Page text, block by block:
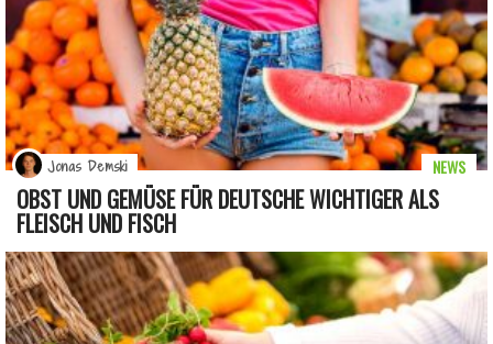
OBST UND GEMÜSE FÜR DEUTSCHE WICHTIGER ALS
FLEISCH UND FISCH
NEWS
Jonas Demski